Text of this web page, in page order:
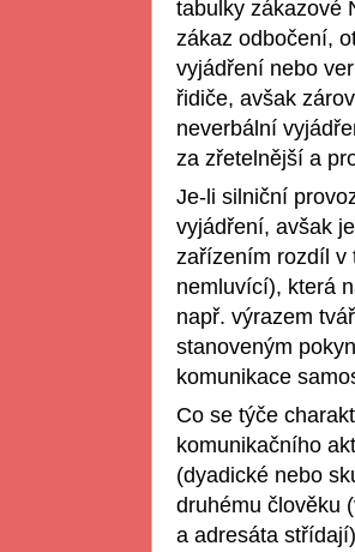
tabulky zákazové
zákaz odbočení,
vyjádření nebo
řidiče, avšak
neverbální
za zřetelnější a
Je-li silniční
vyjádření, avšak
zařízením rozdíl v
nemluvící), která
např. výrazem
stanoveným
komunikace
Co se týče
komunikačního
(dyadické nebo
druhému člověku
a adresáta